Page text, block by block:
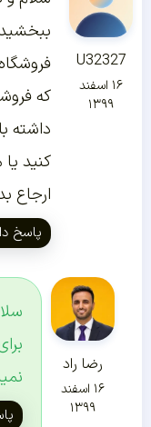
U32327
۱۶ اسفند
۱۳۹۹
که
داشته
کنید
ارجاع
پاسخ
رضا راد
۱۶ اسفند
۱۳۹۹